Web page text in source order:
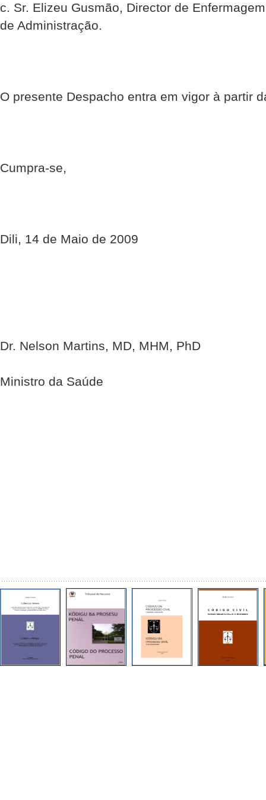
c. Sr. Elizeu Gusmão, Director de
de Administração.
O presente Despacho entra em vigor à partir
Cumpra-se,
Dili, 14 de Maio de 2009
Dr. Nelson Martins, MD, MHM, PhD
Ministro da Saúde